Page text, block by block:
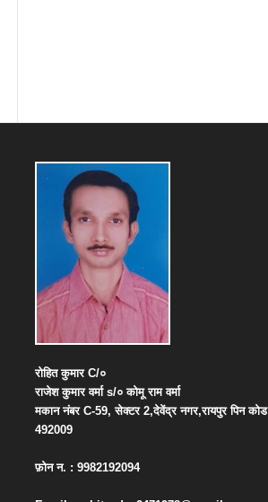
रोहित कुमारC/०
राजेश कुमार वर्माs/० कोमू राम वर्मा
मकान नंबरC-59,सेक्टर2,देवेंद्र नगर,रायपुर पिन कोड
492009
फ़ोन न. : 9982192094